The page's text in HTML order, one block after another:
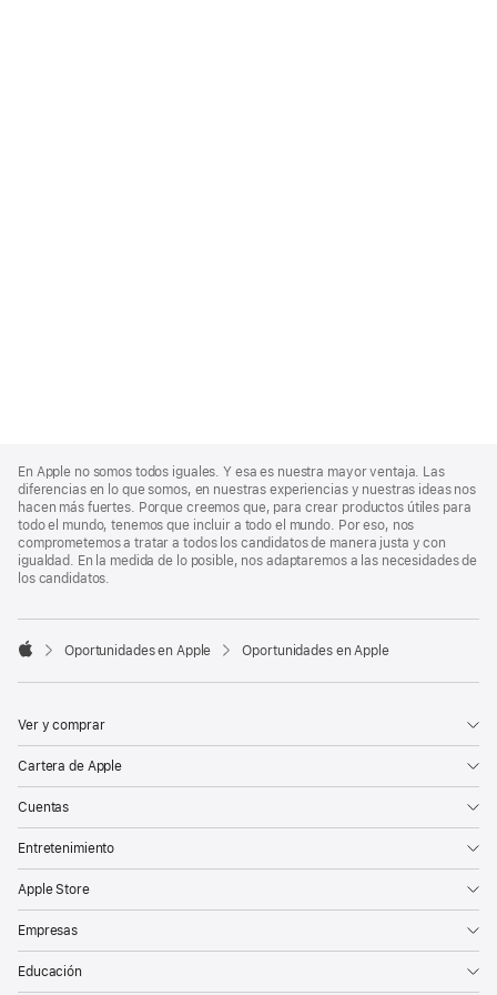
Footer
En Apple no somos todos iguales. Y esa es nuestra mayor ventaja. Las
diferencias en lo que somos, en nuestras experiencias y nuestras ideas nos
hacen más fuertes. Porque creemos que, para crear productos útiles para
todo el mundo, tenemos que incluir a todo el mundo. Por eso, nos
comprometemos a tratar a todos los candidatos de manera justa y con
igualdad. En la medida de lo posible, nos adaptaremos a las necesidades de
los candidatos.

Oportunidades en Apple Oportunidades en Apple
Ver y comprar
Cartera de Apple
Cuentas
Entretenimiento
Apple Store
Empresas
Educación